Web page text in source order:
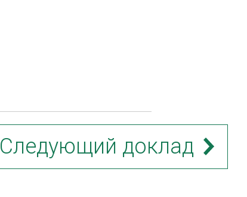
Следующий доклад